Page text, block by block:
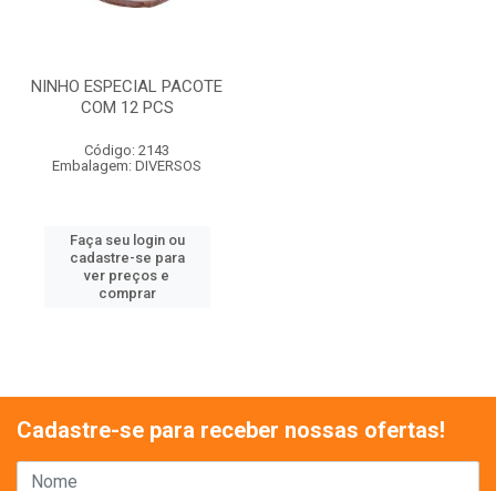
NINHO ESPECIAL PACOTE
COM 12 PCS
Código: 2143
Embalagem: DIVERSOS
Faça seu login ou
cadastre-se para
ver preços e
comprar
Cadastre-se para receber nossas ofertas!